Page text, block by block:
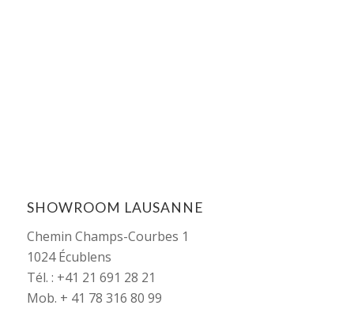
SHOWROOM LAUSANNE
Chemin Champs-Courbes 1
1024 Écublens
Tél. : +41 21 691 28 21
Mob. + 41 78 316 80 99